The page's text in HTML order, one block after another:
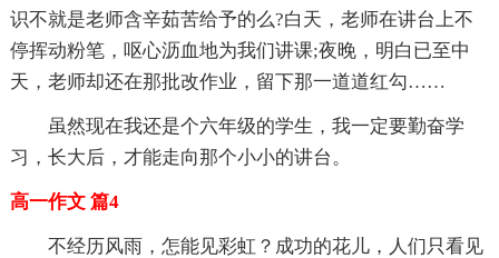
识不就是老师含辛茹苦给予的么?白天，老师在讲台上不
停挥动粉笔，呕心沥血地为我们讲课;夜晚，明白已至中
天，老师却还在那批改作业，留下那一道道红勾……
虽然现在我还是个六年级的学生，我一定要勤奋学
习，长大后，才能走向那个小小的讲台。
高一作文 篇4
不经历风雨，怎能见彩虹？成功的花儿，人们只看见